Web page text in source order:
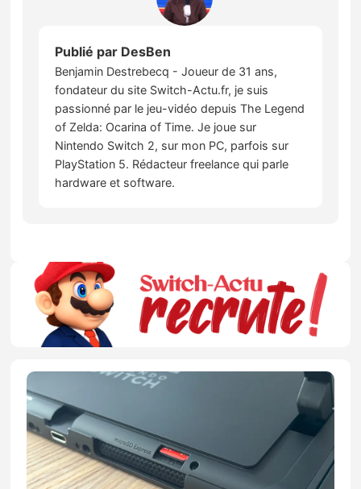
Publié par DesBen
Benjamin Destrebecq - Joueur de 31 ans,
fondateur du site Switch-Actu.fr, je suis
passionné par le jeu-vidéo depuis The Legend
of Zelda: Ocarina of Time. Je joue sur
Nintendo Switch 2, sur mon PC, parfois sur
PlayStation 5. Rédacteur freelance qui parle
hardware et software.